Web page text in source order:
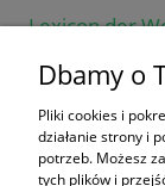
Lexicon der
Dbamy o
Pliki cookies i
działanie strony i
potrzeb. Możesz
tych plików i